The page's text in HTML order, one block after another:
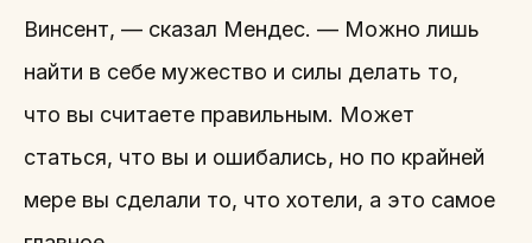
Винсент, — сказал Мендес. — Можно лишь
найти в себе мужество и силы делать то,
что вы считаете правильным. Может
статься, что вы и ошибались, но по крайней
мере вы сделали то, что хотели, а это самое